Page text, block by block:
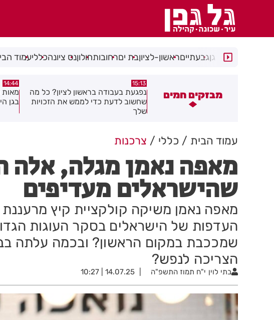
רמת גןגבעתייםראשון-לציוןבת יםרחובותחולוןנס ציונהכלליעמוד
מבזקים חמים
נפגעת בעבודה בראשון לציון? כל מה
שחשוב לדעת כדי לממש את הזכויות
14:44
מאות משפחות השתתפו באירוע הקיץ
בגן הי"א בבת ים
14:39
מבצע
עמוד הבית כללי צרכנות
מאפה נאמן מגלה, אלה
שהישראלים מעדיפים
מאפה נאמן משיקה קולקציית קיץ
שמככבת במקום הראשון? ובכמה עלתה
הצריכה לנפש?
בתי לוין י"ח תמוז התשפ"ה 14.07.25 | 10:27